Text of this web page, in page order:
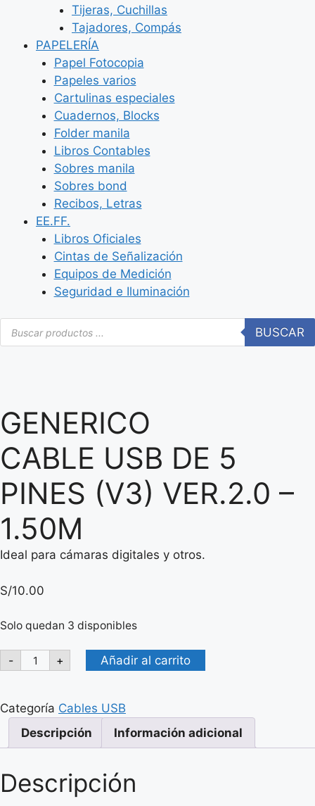
Tijeras, Cuchillas
Tajadores, Compás
PAPELERÍA
Papel Fotocopia
Papeles varios
Cartulinas especiales
Cuadernos, Blocks
Folder manila
Libros Contables
Sobres manila
Sobres bond
Recibos, Letras
EE.FF.
Libros Oficiales
Cintas de Señalización
Equipos de Medición
Seguridad e Iluminación
Búsqueda
de
productos
BUSCAR
GENERICO
CABLE USB DE 5
PINES (V3) VER.2.0 –
1.50M
Ideal para cámaras digitales y otros.
S/10.00
Solo quedan 3 disponibles
- GENERICO
CABLE
5
PINES
(V3)
VER.2.0
-
cantidad
+ Añadir al carrito
Categoría Cables USB
Descripción
Información adicional
Descripción